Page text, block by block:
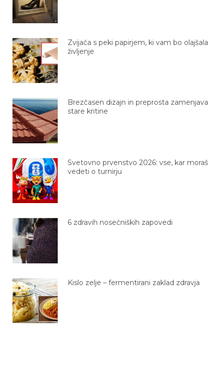
Zvijača s peki papirjem, ki vam bo olajšala
življenje
Brezčasen dizajn in preprosta zamenjava
stare kritine
Svetovno prvenstvo 2026: vse, kar moraš
vedeti o turnirju
6 zdravih nosečniških zapovedi
Kislo zelje – fermentirani zaklad zdravja